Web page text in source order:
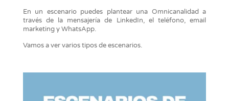
En un escenario puedes plantear una Omnicanalidad a
través de la mensajería de LinkedIn, el teléfono, email
marketing y WhatsApp.
Vamos a ver varios tipos de escenarios.